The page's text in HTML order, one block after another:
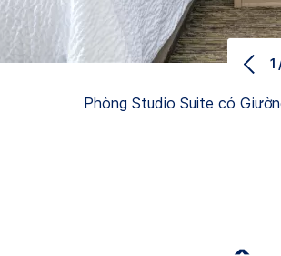
Phòng Studio Suite có